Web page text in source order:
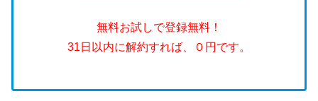
無料お試しで登録無料！
31日以内に解約すれば、０円です。